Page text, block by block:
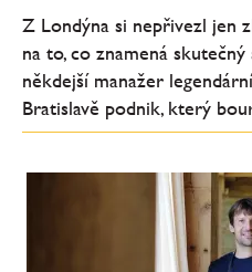
Z Londýna si nepřivezl jen
na to, co znamená
někdejší manažer
Bratislavě podnik, který